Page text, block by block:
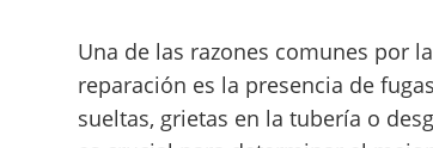
Una de las razones comunes por
reparación es la presencia de
sueltas, grietas en la tubería o